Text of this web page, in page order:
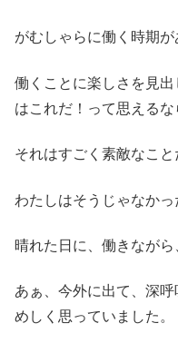
がむしゃらに働く時期が
働くことに楽しさを見
はこれだ！って思えるな
それはすごく素敵なこと
わたしはそうじゃなかっ
晴れた日に、働きながら
あぁ、今外に出て、深
めしく思っていました。